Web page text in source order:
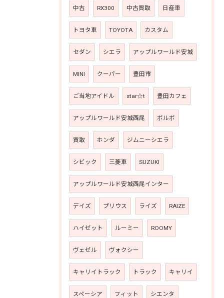
中古 RX300 中古買取 日産車
トヨタ車 TOYOTA カスタム
セダン シエラ アップルワールド安城
MINI クーパー 豊田市
ご当地アイドル star☆t 豊田カフェ
アップルワールド安城西尾 ボルボ
買取 ホンダ ジムニーシエラ
シビック 三菱車 SUZUKI
アップルワールド安城西尾インター
デイズ プリウス ライズ RAIZE
ハイゼット ルーミー ROOMY
ヴェゼル ヴォクシー
キャリイトラック トラック キャリイ
スペーシア フィット シエンタ